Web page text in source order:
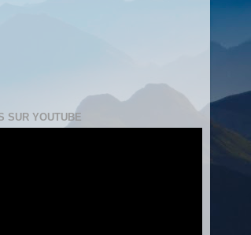
SUR YOUTUBE